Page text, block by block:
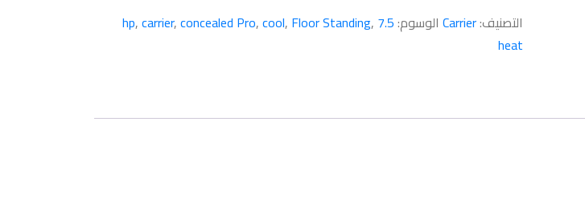
هو:
هو:
التصنيف:Carrier الوسوم:7.5 hp
,carrier,concealed Pro,cool, Floor Standing,
heat